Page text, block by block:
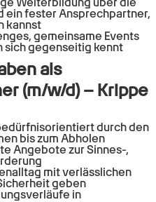
ein fester Ansprechpartner,
kannst
gemeinsame Events
sich gegenseitig kennt
als
(m/w/d) – Krippe
durch den
bis zum Abholen
Angebote zur Sinnes-,
mit verlässlichen
geben
in